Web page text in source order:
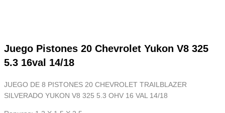
Juego Pistones 20 Chevrolet Yukon V8 325
5.3 16val 14/18
JUEGO DE 8 PISTONES 20 CHEVROLET TRAILBLAZER
SILVERADO YUKON V8 325 5.3 OHV 16 VAL 14/18